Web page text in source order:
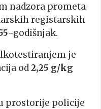
nadzora prometa
registarskih
-godišnjak.
je
od2,25 g/kg
prostorije policije